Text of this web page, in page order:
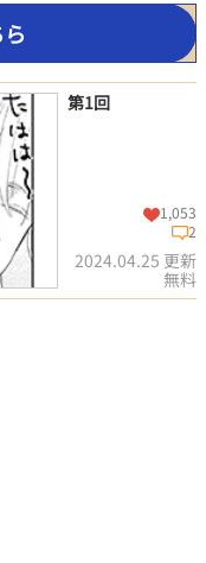
第1回
1,053
2
2024.04.25 更新
無料